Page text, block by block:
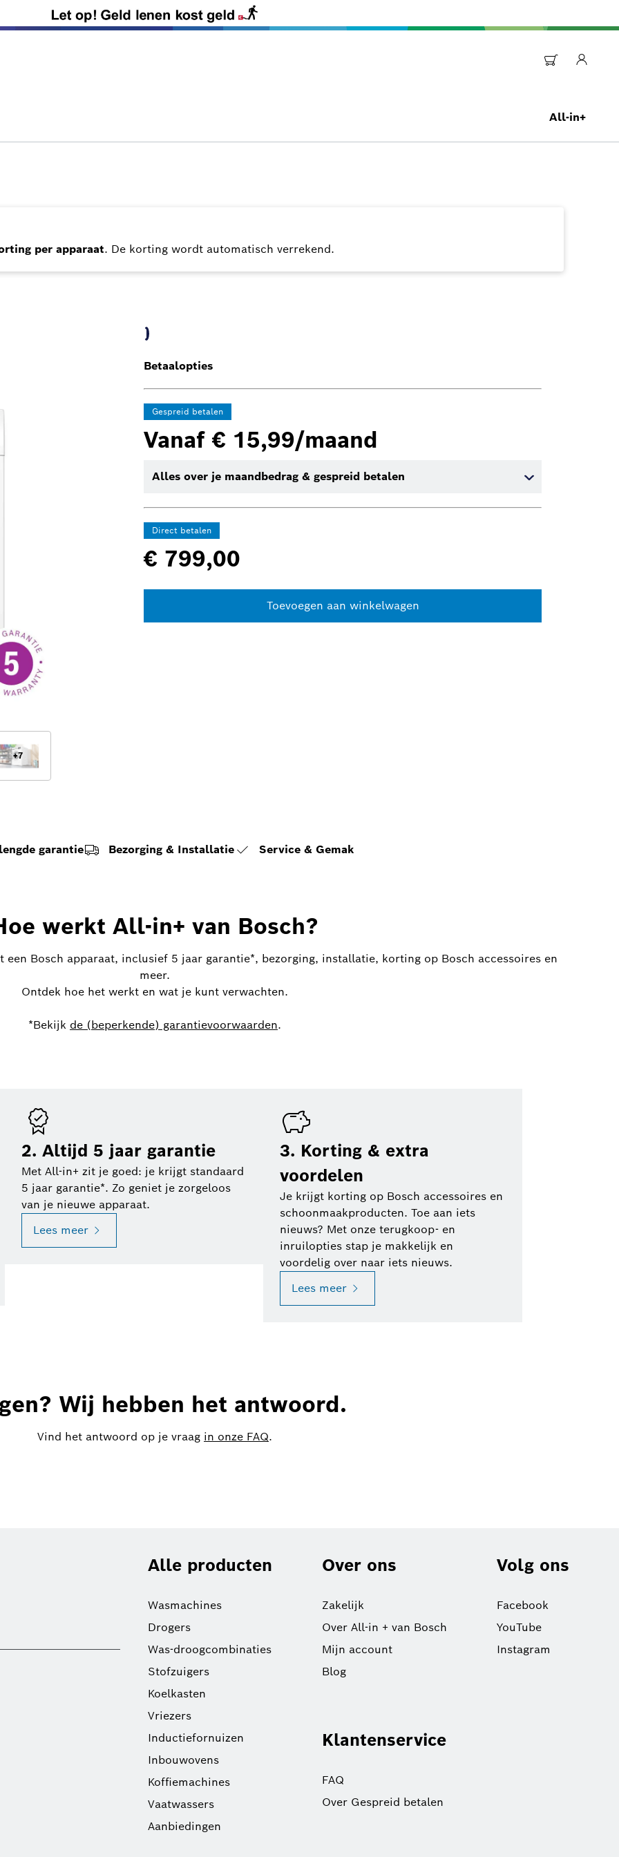
All-in+
per apparaat. De korting wordt automatisch verrekend.
+7
Betaalopties
Gespreid betalen
Vanaf € 15,99/maand
Alles over je maandbedrag & gespreid betalen
Direct betalen
€ 799,00
Toevoegen aan winkelwagen
garantie Bezorging & Installatie Service & Gemak
werkt All-in+ van Bosch?
Bosch apparaat, inclusief 5 jaar garantie*, bezorging, installatie, korting op Bosch accessoires en
meer.
Ontdek hoe het werkt en wat je kunt verwachten.
*Bekijk de (beperkende) garantievoorwaarden.
2. Altijd 5 jaar garantie
Met All-in+ zit je goed: je krijgt standaard
5 jaar garantie*. Zo geniet je zorgeloos
van je nieuwe apparaat.
Lees meer
3. Korting & extra
voordelen
Je krijgt korting op Bosch accessoires en
schoonmaakproducten. Toe aan iets
nieuws? Met onze terugkoop- en
inruilopties stap je makkelijk en
voordelig over naar iets nieuws.
Lees meer
Wij hebben het antwoord.
Vind het antwoord op je vraag in onze FAQ.
Alle producten
Wasmachines
Drogers
Was-droogcombinaties
Stofzuigers
Koelkasten
Vriezers
Inductiefornuizen
Inbouwovens
Koffiemachines
Vaatwassers
Aanbiedingen
Over ons
Zakelijk
Over All-in + van Bosch
Mijn account
Blog
Klantenservice
FAQ
Over Gespreid betalen
Volg ons
Facebook
YouTube
Instagram